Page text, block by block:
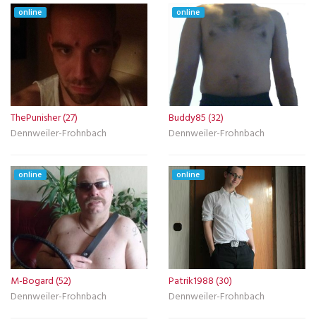
online
ThePunisher (27)
Dennweiler-Frohnbach
online
Buddy85 (32)
Dennweiler-Frohnbach
online
M-Bogard (52)
Dennweiler-Frohnbach
online
Patrik1988 (30)
Dennweiler-Frohnbach